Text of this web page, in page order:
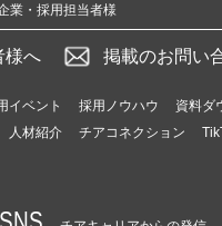
業・採用担当者様
様へ 掲載のお問い
イベント 採用ノウハウ
資料ダ
人材紹介 チアコネクション